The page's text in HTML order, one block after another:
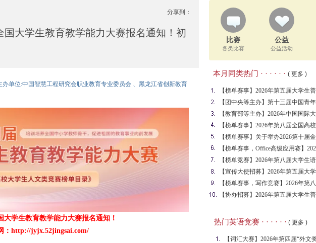
索
分享到：
国大学生教育教学能力大赛报名通知！初
单位:中国智慧工程研究会职业教育专业委员会 、黑龙江省创新教育
大学生教育教学能力大赛报名通知！
： http://jyjx.52jingsai.com/
比赛
各类比赛
公益
公益活动
本月同类热门 · · · · · · ( 更多 )
【榜单赛事】2026年第五届大学生
报名通知
【团中央等主办】第十三届中国青
赛【教育部等主办】2026年中国国际
大赛
【榜单赛事】2026年第八届全国高
力挑战赛，多赛项
【榜单赛事】关于举办2026第十届
能发展与技术创新大赛（第一批）
【榜单赛事，Office高级应用赛】
全国高校计算机能力挑战赛
【榜单竞赛】2026年第八届大学生
大赛诵读专项赛
【宣传大使招募】2026年第五届大
赛宣传大使招募通知
【榜单赛事，写作竞赛】2026年第
言文字能力大赛写作专项赛
【协办招募】2026年第五届大学生
热门英语竞赛 · · · · · · ( 更多 )
【词汇大赛】2026年第四届“外文